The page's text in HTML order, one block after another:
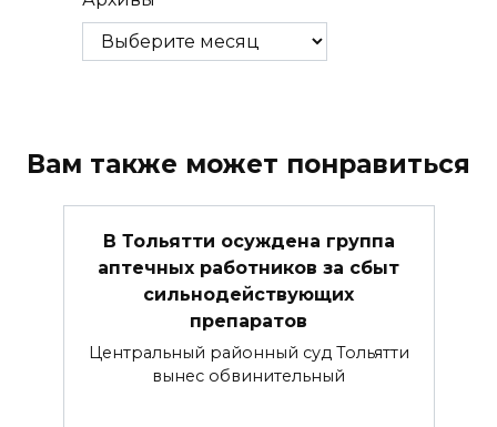
Вам также может понравиться
В Тольятти осуждена группа
аптечных работников за сбыт
сильнодействующих
препаратов
Центральный районный суд Тольятти
вынес обвинительный